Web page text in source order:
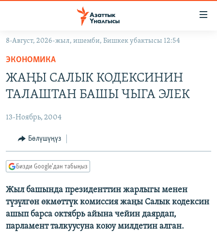
Навигацияга
өтүңүз
Издөөгө
салыңыз
ЭКОНОМИКА
МАДАНИЯТ
ДҮЙНӨ
БОРБОР АЗИЯ
АТАЙЫН ИЛИКТӨӨ
ТВ ПРОГРАММАЛАР
ЭКСПЕРТТЕР ТАЛДАЙТ
БИЗ ЖАНА ДҮЙНӨ
ДАНИСТЕ
ЭЖЕ-СИҢДИЛЕР
ӨЗГӨЧӨ ПИКИР
Русский
ОНЛАЙН ШЕРИНЕ
8-Август, 2026-жыл, ишемби, Бишкек убактысы 12:54
ЭКОНОМИКА
ЖАҢЫ САЛЫК КОДЕКСИНИН
ТАЛАШТАН БАШЫ ЧЫГА ЭЛЕК
13-Ноябрь, 2004
Бөлүшүңүз
Бизди Google'дан табыңыз
Жыл башында президенттин жарлыгы менен
түзүлгөн өкмөттүк комиссия жаңы Салык кодексин
ашып барса октябрь айына чейин даярдап,
парламент талкуусуна коюу милдетин алган.